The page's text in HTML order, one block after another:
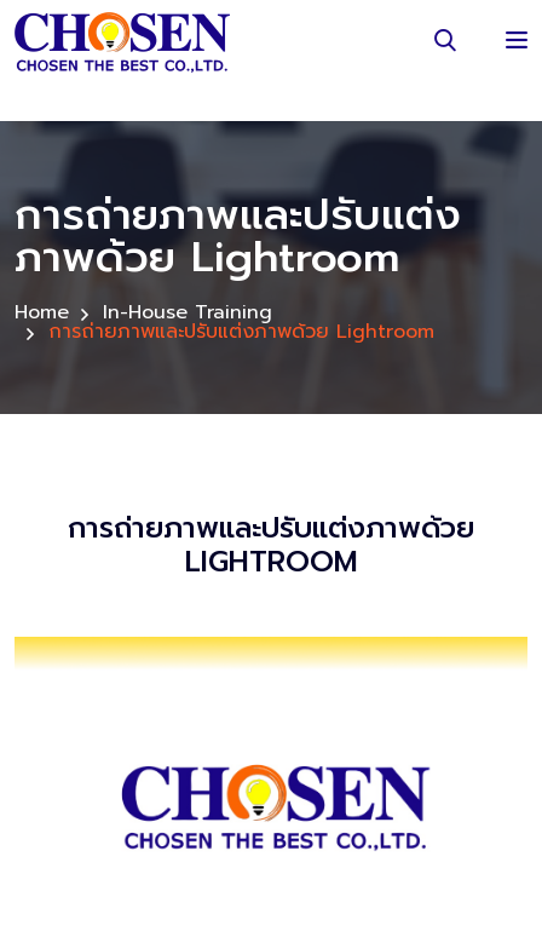
การถ่ายภาพและปรับแต่ง
ภาพด้วย Lightroom
Home In-House Training
การถ่ายภาพและปรับแต่งภาพด้วย Lightroom
การถ่ายภาพและปรับแต่งภาพด้วย
LIGHTROOM